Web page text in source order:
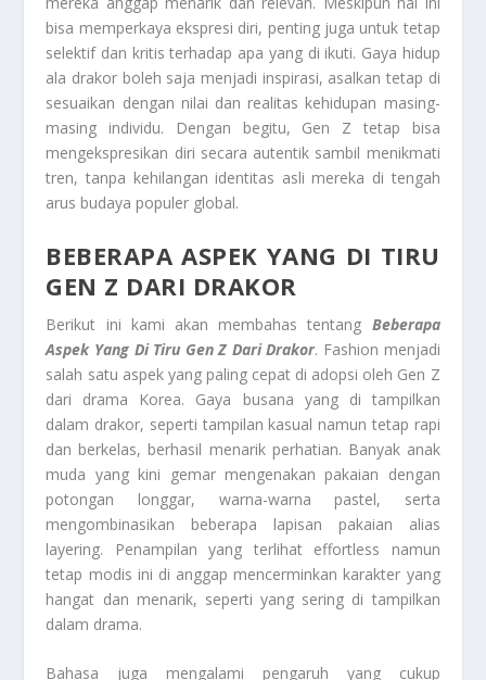
bisa memperkaya ekspresi diri, penting juga untuk tetap
selektif dan kritis terhadap apa yang di ikuti. Gaya hidup
ala drakor boleh saja menjadi inspirasi, asalkan tetap di
sesuaikan dengan nilai dan realitas kehidupan masing-
masing individu. Dengan begitu, Gen Z tetap bisa
mengekspresikan diri secara autentik sambil menikmati
tren, tanpa kehilangan identitas asli mereka di tengah
arus budaya populer global.
BEBERAPA ASPEK YANG DI TIRU
GEN Z DARI DRAKOR
Berikut ini kami akan membahas tentang Beberapa
Aspek Yang Di Tiru Gen Z Dari Drakor. Fashion menjadi
salah satu aspek yang paling cepat di adopsi oleh Gen Z
dari drama Korea. Gaya busana yang di tampilkan
dalam drakor, seperti tampilan kasual namun tetap rapi
dan berkelas, berhasil menarik perhatian. Banyak anak
muda yang kini gemar mengenakan pakaian dengan
potongan longgar, warna-warna pastel, serta
mengombinasikan beberapa lapisan pakaian alias
layering. Penampilan yang terlihat effortless namun
tetap modis ini di anggap mencerminkan karakter yang
hangat dan menarik, seperti yang sering di tampilkan
dalam drama.
Bahasa juga mengalami pengaruh yang cukup